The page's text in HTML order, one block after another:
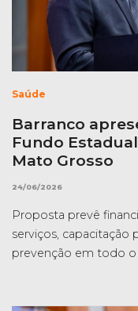
Saúde
Barranco
Fundo
Mato Grosso
24/06/2026
Proposta prevê
serviços, capacitação
prevenção em todo